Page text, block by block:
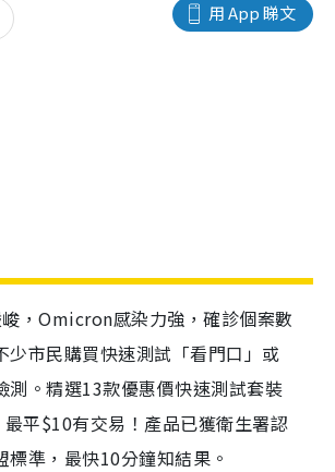
用 App 睇文
，Omicron感染力強，確診個案數
少市民購買快速測試「看門口」或
測。精選13款優惠價快速測試套裝
平$10有交易！產品已獲衛生署認
標準，最快10分鐘知結果。